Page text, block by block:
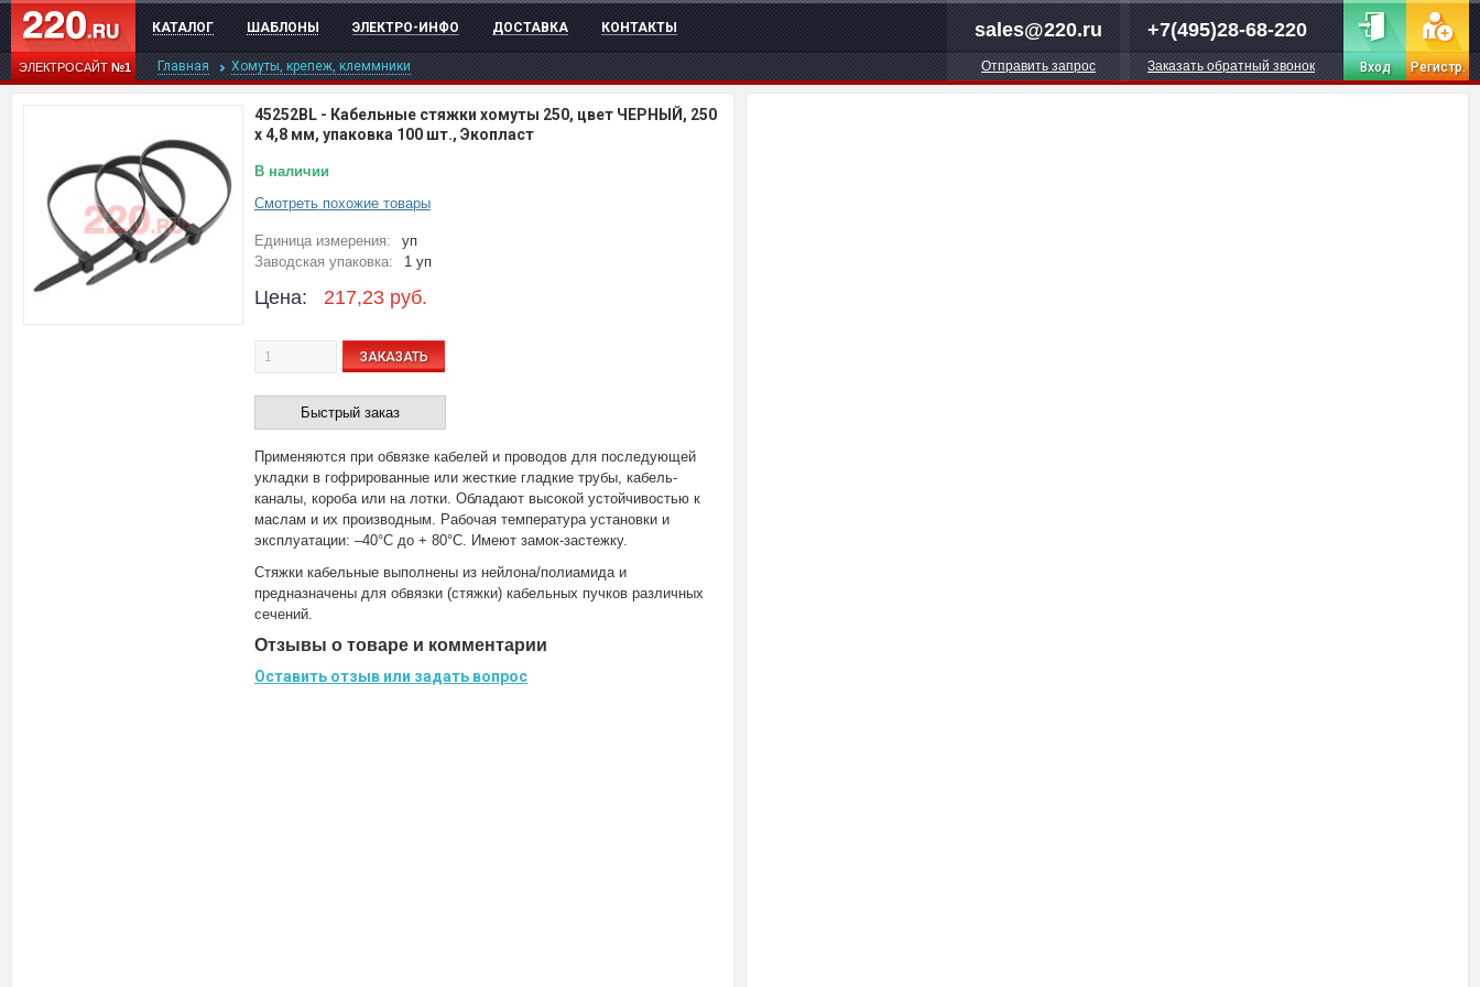
ЭЛЕКТРОСАЙТ№1
КАТАЛОГ ШАБЛОНЫ ЭЛЕКТРО-ИНФО ДОСТАВКА КОНТАКТЫ sales@220.ru
Отправить запрос
+7(495)28-68-220
Заказать обратный звонок Вход Регистр.
Главная Хомуты, крепеж, клеммники
45252BL - Кабельные стяжки хомуты 250, цвет ЧЕРНЫЙ, 250
x 4,8 мм, упаковка 100 шт., Экопласт
В наличии
Смотреть похожие товары
Единица измерения:
уп
Заводская упаковка:
1 уп
Цена: 217,23 руб.
ЗАКАЗАТЬ
Быстрый заказ
Применяются при обвязке кабелей и проводов для последующей
укладки в гофрированные или жесткие гладкие трубы, кабель-
каналы, короба или на лотки. Обладают высокой устойчивостью к
маслам и их производным. Рабочая температура установки и
эксплуатации: –40°C до + 80°С. Имеют замок-застежку.
Стяжки кабельные выполнены из нейлона/полиамида и
предназначены для обвязки (стяжки) кабельных пучков различных
сечений.
Отзывы о товаре и комментарии
Оставить отзыв или задать вопрос